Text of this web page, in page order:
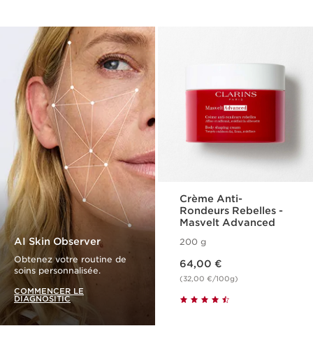
AI Skin Observer
Obtenez votre routine de
soins personnalisée.
COMMENCER LE
DIAGNOSITIC
Crème Anti-
Rondeurs Rebelles -
Masvelt Advanced
200 g
64,00 €
(32,00 €/100g)